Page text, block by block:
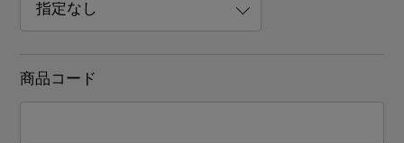
商品コード